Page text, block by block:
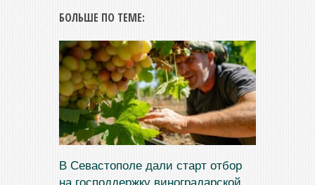
БОЛЬШЕ ПО ТЕМЕ:
В Севастополе дали старт отбор